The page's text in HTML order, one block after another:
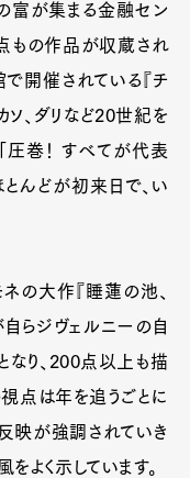
富が集まる金融セン
もの作品が収蔵され
開催されている『チ
ソ、ダリなど20世紀を
圧巻！ すべてが代表
んどが初来日で、い
の大作『睡蓮の池、
自らジヴェルニーの自
り、200点以上も描
視点は年を追うごとに
映が強調されていき
よく示しています。